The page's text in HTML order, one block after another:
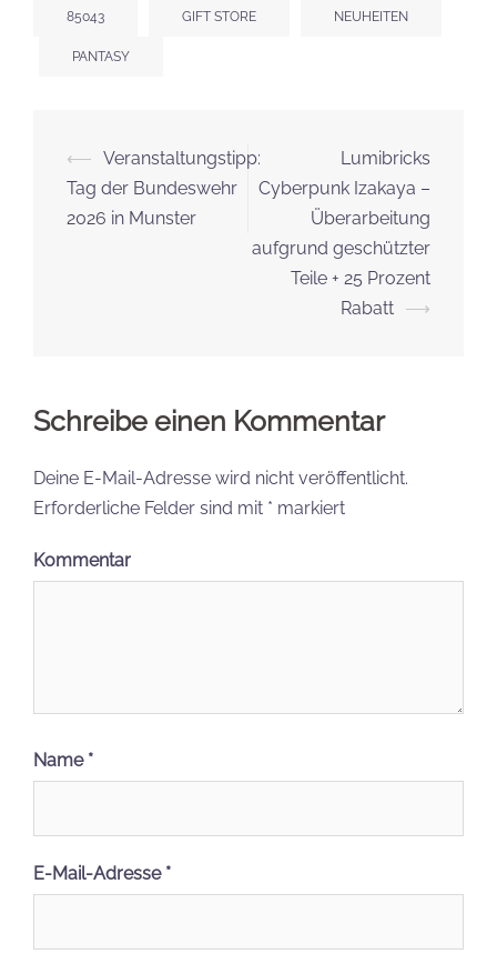
85043 GIFT STORE NEUHEITEN
PANTASY
Beitrags-
Navigation
⟵ Veranstaltungstipp:
Tag der Bundeswehr
2026 in Munster
Lumibricks
Cyberpunk Izakaya –
Überarbeitung
aufgrund geschützter
Teile + 25 Prozent
Rabatt ⟶
Schreibe einen Kommentar
Deine E-Mail-Adresse wird nicht veröffentlicht.
Erforderliche Felder sind mit * markiert
Kommentar
Name *
E-Mail-Adresse *